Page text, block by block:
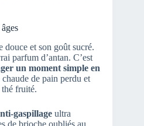
douce et son goût sucré.
parfum d’antan. C’est
un moment simple en
chaude de pain perdu et
thé fruité.
gaspillage ultra
de brioche oubliés au